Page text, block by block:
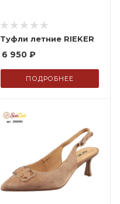
Туфли летние RIEKER
6 950₽
ПОДРОБНЕЕ